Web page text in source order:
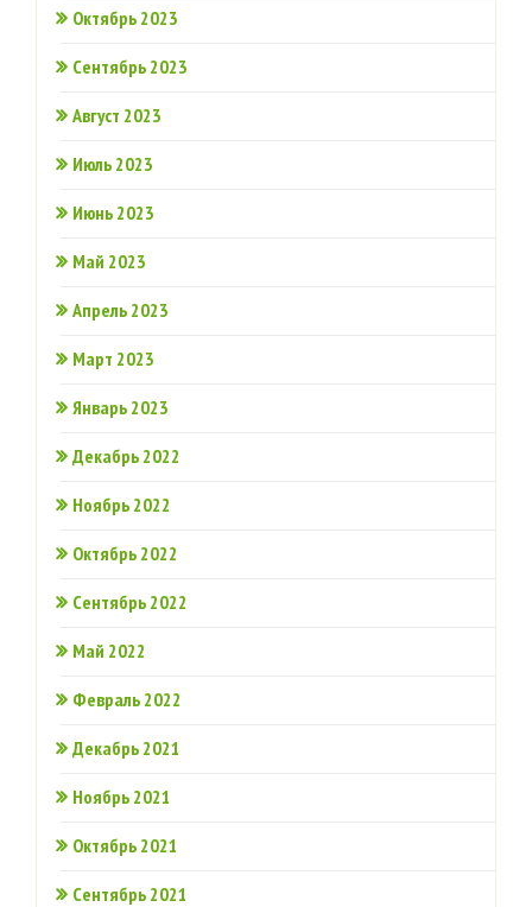
Октябрь 2023
Сентябрь 2023
Август 2023
Июль 2023
Июнь 2023
Май 2023
Апрель 2023
Март 2023
Январь 2023
Декабрь 2022
Ноябрь 2022
Октябрь 2022
Сентябрь 2022
Май 2022
Февраль 2022
Декабрь 2021
Ноябрь 2021
Октябрь 2021
Сентябрь 2021